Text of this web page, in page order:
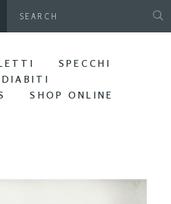
SPECCHI
SHOP ONLINE